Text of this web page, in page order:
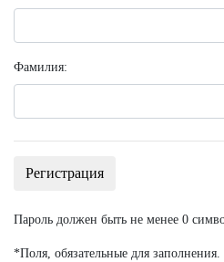
Фамилия:
Пароль должен быть не менее 0
*Поля, обязательные для заполнения.